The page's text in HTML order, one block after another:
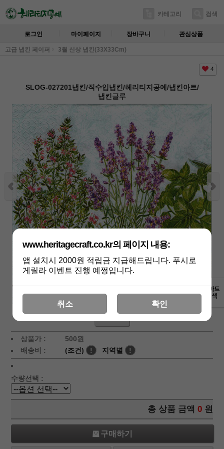
카테고리 검색
로그인 마이페이지 장바구니 관심상품
고급 냅킨 페이퍼 3월 신상 냅킨(33X33Cm)
4
SLOG-027201냅킨/직수입냅킨/헤리티지공예/냅킨아트/
냅킨글루
상품가 : 500원
배송비 :
(조건) ! 지역별 !
수량선택 :
총 상품 금액 0 원
구매하기
www.heritagecraft.co.kr의 페이지 내용:
앱 설치시 2000원 적립금 지급해드립니다. 푸시로
게릴라 이벤트 진행 예쩡입니다.
취소 확인